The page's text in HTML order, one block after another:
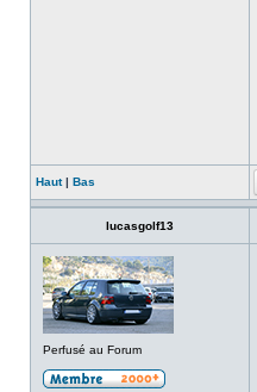
Haut| Bas
lucasgolf13
Perfusé au Forum